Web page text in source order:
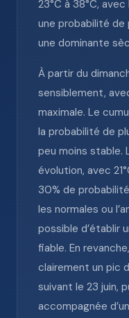
23°C à 38°C,
une probabilité de
une dominante
À partir du
sensiblement,
maximale. Le
la probabilité de
peu moins stable.
évolution, avec
30% de
les normales ou
possible d’établir
fiable. En
clairement un pic
suivant le 23 juin,
accompagnée